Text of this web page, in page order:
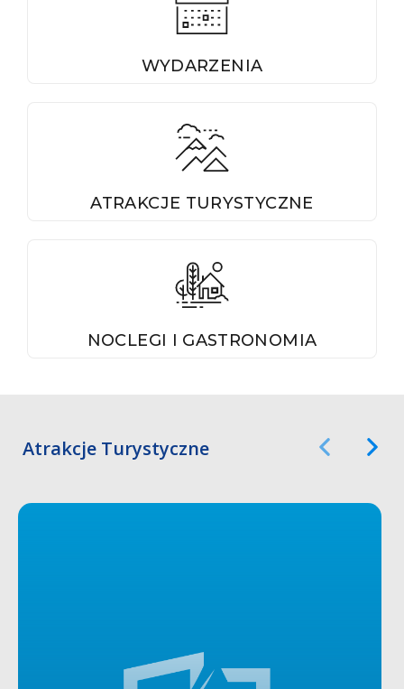
WYDARZENIA
ATRAKCJE TURYSTYCZNE
NOCLEGI I GASTRONOMIA
Atrakcje Turystyczne